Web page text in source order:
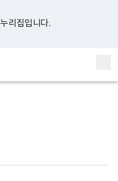
리집입니다.
검